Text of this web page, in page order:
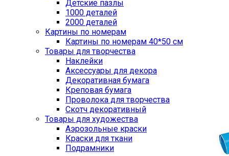
Детские пазлы
1000 деталей
2000 деталей
Картины по номерам
Картины по номерам 40*50 см
Товары для творчества
Наклейки
Аксессуары для декора
Декоративная бумага
Креповая бумага
Проволока для творчества
Скотч декоративный
Товары для художества
Аэрозольные краски
Краски для ткани
Подрамники